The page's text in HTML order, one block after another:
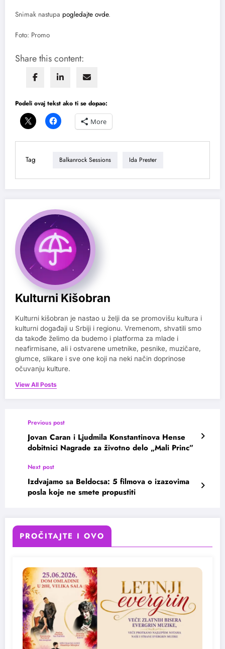
Snimak nastupa pogledajte ovde.
Foto: Promo
Share this content:
Podeli ovaj tekst ako ti se dopao:
More
Tag Balkanrock Sessions Ida Prester
Kulturni Kišobran
Kulturni kišobran je nastao u želji da se promovišu kultura i
kulturni događaji u Srbiji i regionu. Vremenom, shvatili smo
da takođe želimo da budemo i platforma za mlade i
neafirmisane, ali i ostvarene umetnike, pesnike, muzičare,
glumce, slikare i sve one koji na neki način doprinose
očuvanju kulture.
View All Posts
Previous post
Jovan Caran i Ljudmila Konstantinova Hense
dobitnici Nagrade za životno delo „Mali Princ”
Next post
Izdvajamo sa Beldocsa: 5 filmova o izazovima
posla koje ne smete propustiti
PROČITAJTE I OVO